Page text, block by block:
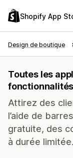
Shopify App
Design de boutique
Toutes les
Attirez des
l’aide de
gratuite, des
à durée limitée.